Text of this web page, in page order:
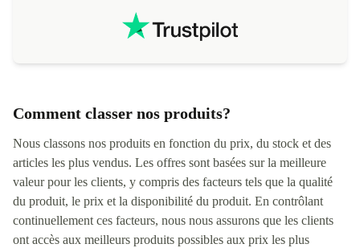
Comment classer nos produits?
Nous classons nos produits en fonction du prix, du stock et des
articles les plus vendus. Les offres sont basées sur la meilleure
valeur pour les clients, y compris des facteurs tels que la qualité
du produit, le prix et la disponibilité du produit. En contrôlant
continuellement ces facteurs, nous nous assurons que les clients
ont accès aux meilleurs produits possibles aux prix les plus